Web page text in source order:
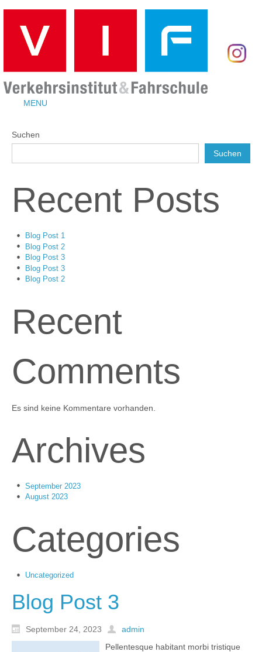
MENU
Suchen
Suchen
Recent Posts
Blog Post 1
Blog Post 2
Blog Post 3
Blog Post 3
Blog Post 2
Recent
Comments
Es sind keine Kommentare vorhanden.
Archives
September 2023
August 2023
Categories
Uncategorized
Blog Post 3
September 24, 2023
admin
Pellentesque habitant morbi tristique